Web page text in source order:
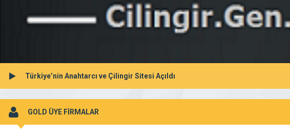
Türkiye’nin Anahtarcı ve Çilingir Sitesi Açıldı
GOLD ÜYE FİRMALAR